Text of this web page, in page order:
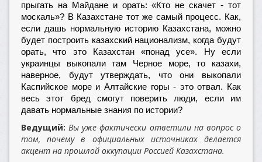
прыгать на Майдане и орать: «Кто не скачет - тот
москаль»? В Казахстане тот же самый процесс. Как,
если дашь нормальную историю Казахстана, можно
будет построить казахский национализм, когда будут
орать, что это Казахстан «понад усе». Ну если
украинцы выкопали там Черное море, то казахи,
наверное, будут утверждать, что они выкопали
Каспийское море и Алтайские горы - это отвал. Как
весь этот бред смогут поверить люди, если им
давать нормальные знания по истории?
Ведущий:Вы уже фактически ответили на вопрос о
том, почему в официальных источниках делается
акцент на прошлой оккупации Россией Казахстана.